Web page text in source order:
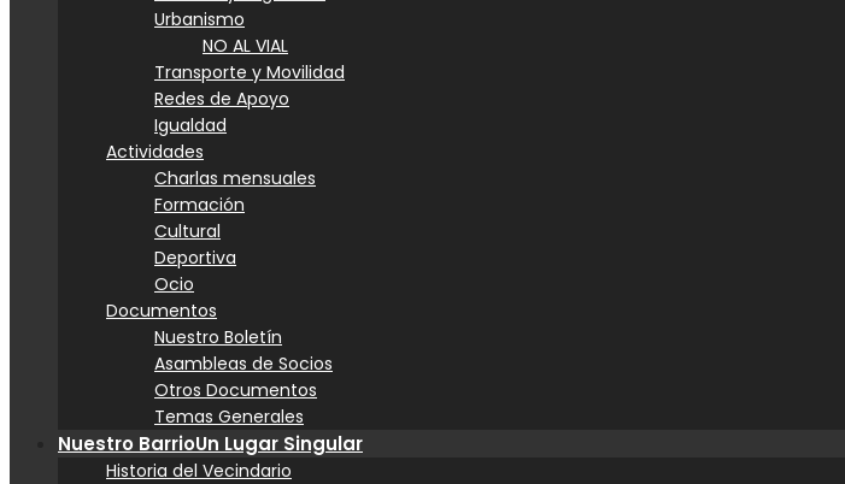
Urbanismo
NO AL VIAL
Transporte y Movilidad
Redes de Apoyo
Igualdad
Actividades
Charlas mensuales
Formación
Cultural
Deportiva
Ocio
Documentos
Nuestro Boletín
Asambleas de Socios
Otros Documentos
Temas Generales
Nuestro BarrioUn Lugar Singular
Historia del Vecindario